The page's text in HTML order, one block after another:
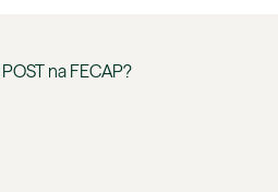
POST na FECAP?